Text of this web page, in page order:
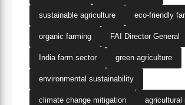
sustainable agriculture eco-friendly
organic farming FAI Director General
India farm sector green agriculture
environmental sustainability
climate change mitigation agricultural